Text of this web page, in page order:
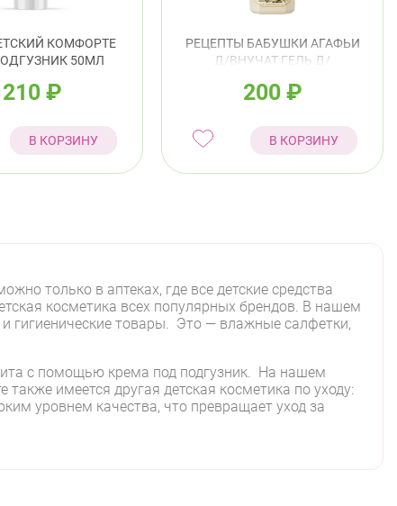
КОМФОРТЕ
50МЛ
210 ₽
В КОРЗИНУ
РЕЦЕПТЫ БАБУШКИ АГАФЬИ
Д/ВНУЧАТ ГЕЛЬ Д/
НЕЙТРАЛЬНЫЙ ПАНТЕНОЛ И
200 ₽
В КОРЗИНУ
только в аптеках, где все детские средства
косметика всех популярных брендов. В нашем
гигиенические товары. Это — влажные салфетки,
с помощью крема под подгузник. На нашем
имеется другая детская косметика по уходу:
уровнем качества, что превращает уход за